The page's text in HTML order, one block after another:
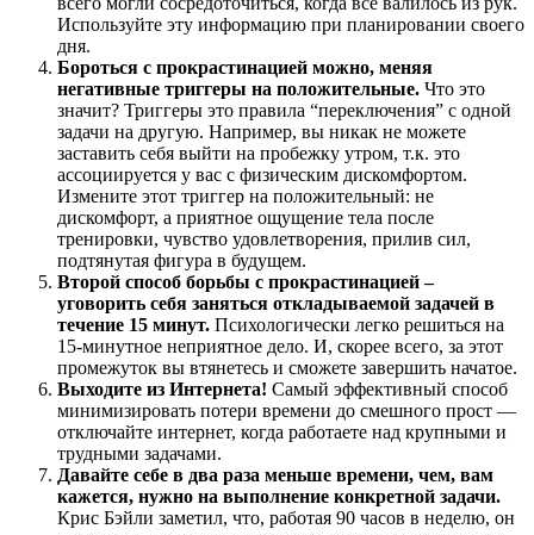
Используйте эту информацию при планировании своего
дня.
Бороться с прокрастинацией можно, меняя
негативные триггеры на положительные. Что это
значит? Триггеры это правила “переключения” с одной
задачи на другую. Например, вы никак не можете
заставить себя выйти на пробежку утром, т.к. это
ассоциируется у вас с физическим дискомфортом.
Измените этот триггер на положительный: не
дискомфорт, а приятное ощущение тела после
тренировки, чувство удовлетворения, прилив сил,
подтянутая фигура в будущем.
Второй способ борьбы с прокрастинацией –
уговорить себя заняться откладываемой задачей в
течение 15 минут. Психологически легко решиться на
15-минутное неприятное дело. И, скорее всего, за этот
промежуток вы втянетесь и сможете завершить начатое.
Выходите из Интернета! Самый эффективный способ
минимизировать потери времени до смешного прост —
отключайте интернет, когда работаете над крупными и
трудными задачами.
Давайте себе в два раза меньше времени, чем, вам
кажется, нужно на выполнение конкретной задачи.
Крис Бэйли заметил, что, работая 90 часов в неделю, он